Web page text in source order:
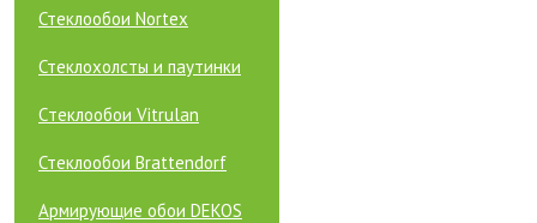
Стеклообои Nortex
Стеклохолсты и паутинки
Cтеклообои Vitrulan
Стеклообои Brattendorf
Армирующие обои DEKOS